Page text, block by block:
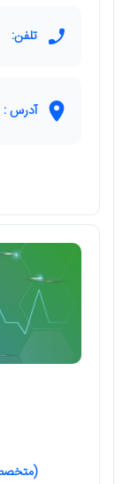
تلفن:
آدرس :